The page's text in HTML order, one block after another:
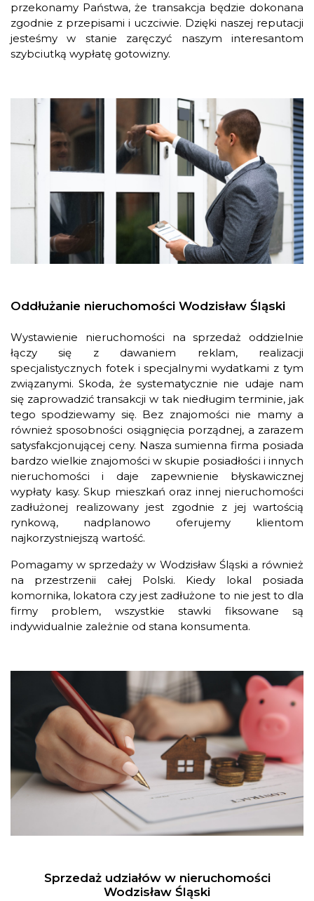
przekonamy Państwa, że transakcja będzie dokonana
zgodnie z przepisami i uczciwie. Dzięki naszej reputacji
jesteśmy w stanie zaręczyć naszym interesantom
szybciutką wypłatę gotowizny.
Oddłużanie nieruchomości Wodzisław Śląski
Wystawienie nieruchomości na sprzedaż oddzielnie
łączy się z dawaniem reklam, realizacji
specjalistycznych fotek i specjalnymi wydatkami z tym
związanymi. Skoda, że systematycznie nie udaje nam
się zaprowadzić transakcji w tak niedługim terminie, jak
tego spodziewamy się. Bez znajomości nie mamy a
również sposobności osiągnięcia porządnej, a zarazem
satysfakcjonującej ceny. Nasza sumienna firma posiada
bardzo wielkie znajomości w skupie posiadłości i innych
nieruchomości i daje zapewnienie błyskawicznej
wypłaty kasy. Skup mieszkań oraz innej nieruchomości
zadłużonej realizowany jest zgodnie z jej wartością
rynkową, nadplanowo oferujemy klientom
najkorzystniejszą wartość.
Pomagamy w sprzedaży w Wodzisław Śląski a również
na przestrzenii całej Polski. Kiedy lokal posiada
komornika, lokatora czy jest zadłużone to nie jest to dla
firmy problem, wszystkie stawki fiksowane są
indywidualnie zależnie od stana konsumenta.
Sprzedaż udziałów w nieruchomości
Wodzisław Śląski